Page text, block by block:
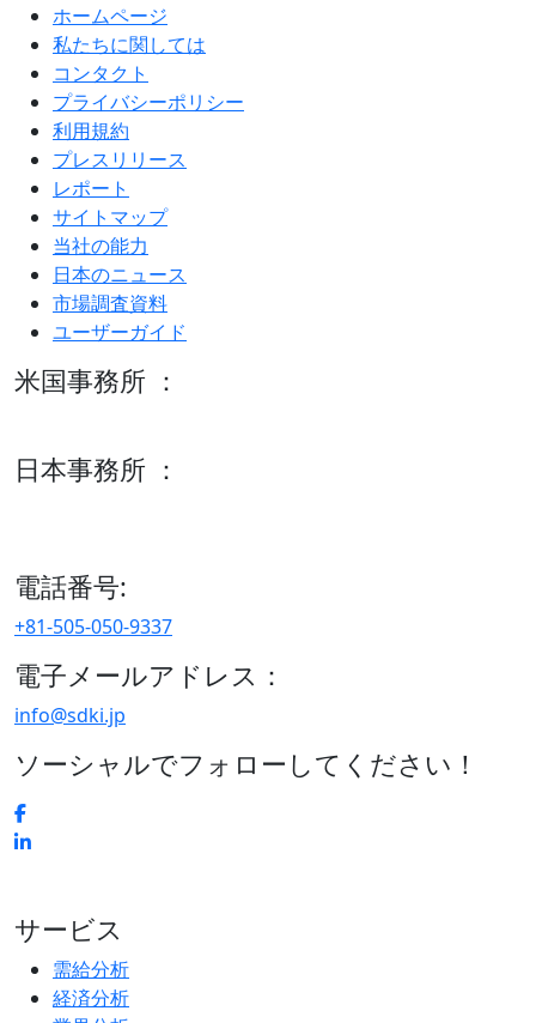
ホームページ
私たちに関しては
コンタクト
プライバシーポリシー
利用規約
プレスリリース
レポート
サイトマップ
当社の能力
日本のニュース
市場調査資料
ユーザーガイド
米国事務所 ：
日本事務所 ：
電話番号:
+81-505-050-9337
電子メールアドレス：
info@sdki.jp
ソーシャルでフォローしてください！
サービス
需給分析
経済分析